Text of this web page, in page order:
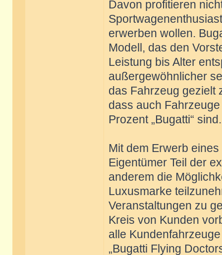
Davon profitieren
erwerben wollen.
Modell, das den
Leistung bis Alter
außergewöhnlicher
das Fahrzeug gezielt
dass auch
Prozent „Bugatti“ sind.
Mit dem Erwerb
Eigentümer Teil der
anderem die
Luxusmarke
Veranstaltungen zu
Kreis von Kunden
alle
„Bugatti Flying